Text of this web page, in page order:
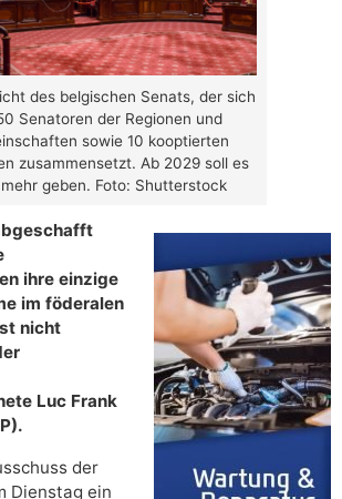
des belgischen Senats, der sich
Senatoren der Regionen und
sowie 10 kooptierten
zusammensetzt. Ab 2029 soll es
geben. Foto: Shutterstock
ihre einzige
im föderalen
nicht
Luc Frank
der
Dienstag ein